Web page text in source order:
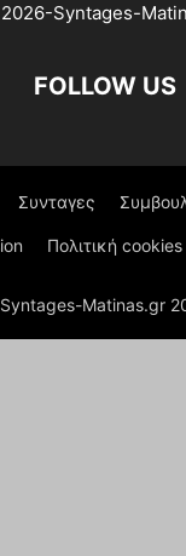
Syntages-
FOLLOW US
Συνταγες
Πολιτική cookies
Syntages-Matinas.gr